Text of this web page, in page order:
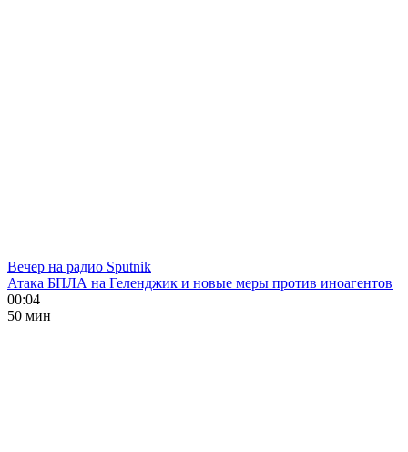
Вечер на радио Sputnik
Атака БПЛА на Геленджик и новые меры против иноагентов
00:04
50 мин